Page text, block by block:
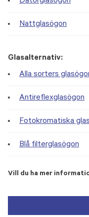
Nattglasögon
Glasalternativ:
Alla sorters
Antireflexglasögon
Fotokromatiska
Blå filterglasögon
Vill du ha mer